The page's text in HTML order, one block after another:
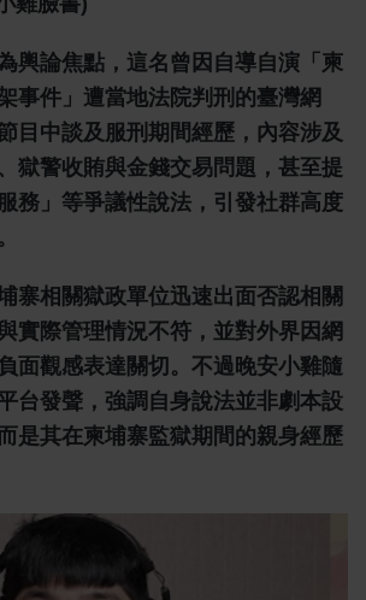
輿論焦點，這名曾因自導自演「柬
事件」遭當地法院判刑的臺灣網
目中談及服刑期間經歷，內容涉及
獄警收賄與金錢交易問題，甚至提
務」等爭議性說法，引發社群高度
寨相關獄政單位迅速出面否認相關
實際管理情況不符，並對外界因網
面觀感表達關切。不過晚安小雞隨
台發聲，強調自身說法並非劇本設
是其在柬埔寨監獄期間的親身經歷